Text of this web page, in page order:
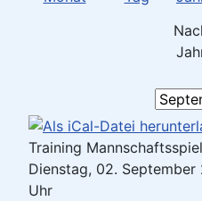
Training
Dienstag, 02.
Uhr